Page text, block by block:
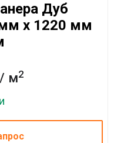
Дуб
x 1220 мм
/ м2